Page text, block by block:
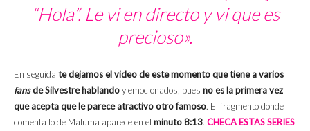
“Hola”. Le vi en directo y vi que es
precioso».
En seguida te dejamos el video de este momento que tiene a varios
fansde Silvestre hablandoy emocionados, pues no es la primera vez
que acepta que le parece atractivo otro famoso. El fragmento donde
comenta lo de Maluma aparece en el minuto 8:13. CHECA ESTAS SERIES